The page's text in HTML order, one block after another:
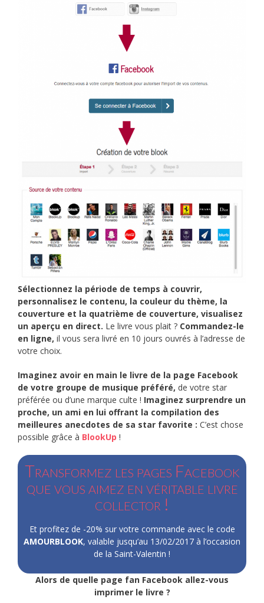
Sélectionnez la période de temps à couvrir,
personnalisez le contenu, la couleur du thème, la
couverture et la quatrième de couverture, visualisez
un aperçu en direct. Le livre vous plait ? Commandez-le
en ligne, il vous sera livré en 10 jours ouvrés à l’adresse de
votre choix.
Imaginez avoir en main le livre de la page Facebook
de votre groupe de musique préféré, de votre star
préférée ou d’une marque culte ! Imaginez surprendre un
proche, un ami en lui offrant la compilation des
meilleures anecdotes de sa star favorite : C’est chose
possible grâce à BlookUp !
Transformez les pages Facebook
que vous aimez en véritable livre
collector !
Et profitez de -20% sur votre commande avec le code
AMOURBLOOK, valable jusqu’au 13/02/2017 à l’occasion
de la Saint-Valentin !
Alors de quelle page fan Facebook allez-vous
imprimer le livre ?